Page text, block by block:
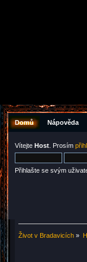
Domů Nápověda
Vítejte Host . Prosím
Přihlašte se svým
Život v Bradavicích »